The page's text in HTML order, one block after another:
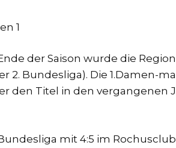
1
der Saison wurde die
Bundesliga). Die 1.Damen-
den Titel in den vergangenen
mit 4:5 im